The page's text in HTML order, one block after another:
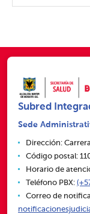
Subred
Sede
Dirección:
Código postal:
Horario de
Teléfono PBX:
Correo de